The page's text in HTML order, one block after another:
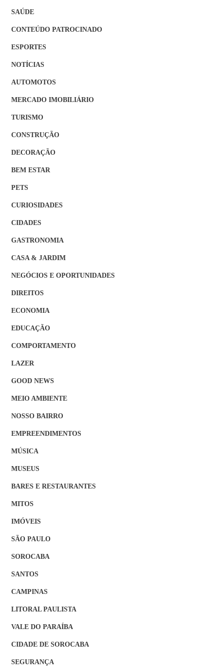
SAÚDE
CONTEÚDO PATROCINADO
ESPORTES
NOTÍCIAS
AUTOMOTOS
MERCADO IMOBILIÁRIO
TURISMO
CONSTRUÇÃO
DECORAÇÃO
BEM ESTAR
PETS
CURIOSIDADES
CIDADES
GASTRONOMIA
CASA & JARDIM
NEGÓCIOS E OPORTUNIDADES
DIREITOS
ECONOMIA
EDUCAÇÃO
COMPORTAMENTO
LAZER
GOOD NEWS
MEIO AMBIENTE
NOSSO BAIRRO
EMPREENDIMENTOS
MÚSICA
MUSEUS
BARES E RESTAURANTES
MITOS
IMÓVEIS
SÃO PAULO
SOROCABA
SANTOS
CAMPINAS
LITORAL PAULISTA
VALE DO PARAÍBA
CIDADE DE SOROCABA
SEGURANÇA